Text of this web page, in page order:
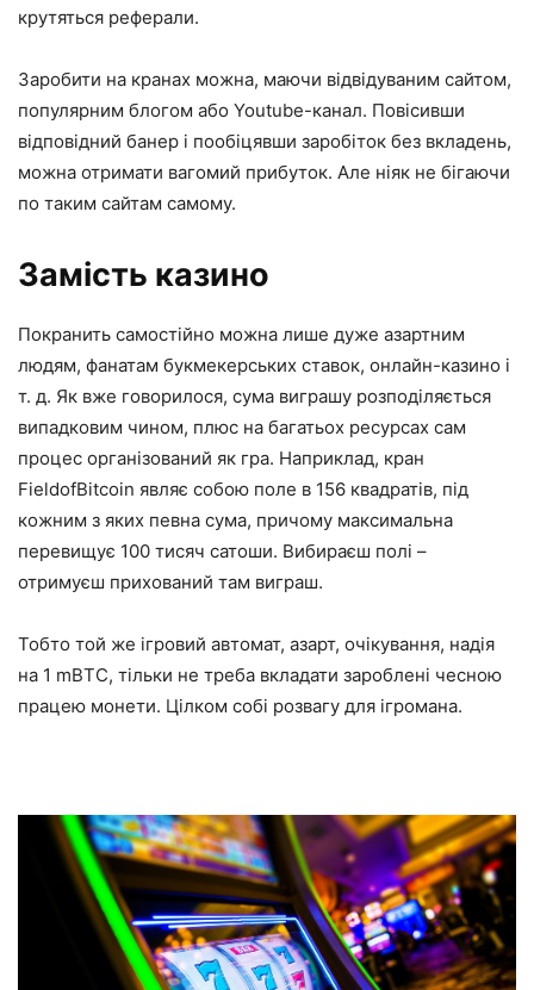
крутяться реферали.
Заробити на кранах можна, маючи відвідуваним сайтом,
популярним блогом або Youtube-канал. Повісивши
відповідний банер і пообіцявши заробіток без вкладень,
можна отримати вагомий прибуток. Але ніяк не бігаючи
по таким сайтам самому.
Замість казино
Покранить самостійно можна лише дуже азартним
людям, фанатам букмекерських ставок, онлайн-казино і
т. д. Як вже говорилося, сума виграшу розподіляється
випадковим чином, плюс на багатьох ресурсах сам
процес організований як гра. Наприклад, кран
FieldofBitcoin являє собою поле в 156 квадратів, під
кожним з яких певна сума, причому максимальна
перевищує 100 тисяч сатоши. Вибираєш полі –
отримуєш прихований там виграш.
Тобто той же ігровий автомат, азарт, очікування, надія
на 1 mBTC, тільки не треба вкладати зароблені чесною
працею монети. Цілком собі розвагу для ігромана.